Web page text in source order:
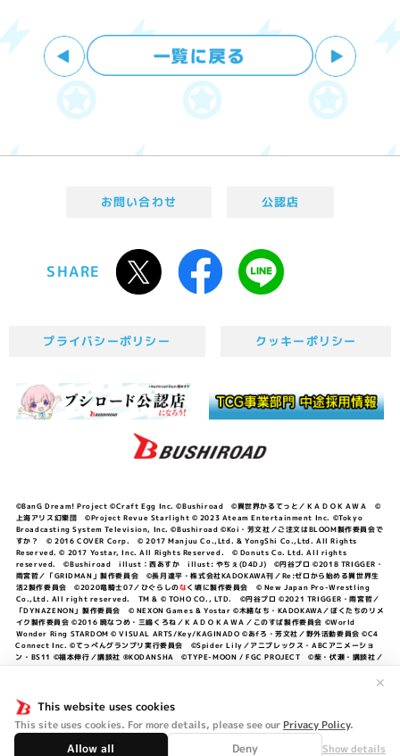
This website uses cookies
This site uses cookies. For more details, please see our Privacy Policy.
Allow all Deny Show details
✕
お問い合わせ 公認店
SHARE
プライバシーポリシー クッキーポリシー
©BanG Dream! Project ©Craft Egg Inc. ©Bushiroad ©異世界かるてっと／ＫＡＤＯＫＡＷＡ ©
上海アリス幻樂団 ©Project Revue Starlight © 2023 Ateam Entertainment Inc. ©Tokyo
Broadcasting System Television, Inc. ©Bushiroad ©Koi・芳文社／ご注文はBLOOM製作委員会で
すか？ © 2016 COVER Corp. © 2017 Manjuu Co.,Ltd. & YongShi Co.,Ltd. All Rights
Reserved. © 2017 Yostar, Inc. All Rights Reserved. © Donuts Co. Ltd. All rights
reserved. ©Bushiroad illust：西あすか illust: やちぇ(D4DJ) ©円谷プロ ©2018 TRIGGER・
雨宮哲／「GRIDMAN」製作委員会 ©長月達平・株式会社KADOKAWA刊／Re:ゼロから始める異世界生
活2製作委員会 ©2020竜騎士07／ひぐらしのなく頃に製作委員会 © New Japan Pro-Wrestling
Co.,Ltd. All right reserved. TM & © TOHO CO., LTD. ©円谷プロ ©2021 TRIGGER・雨宮哲／
「DYNAZENON」製作委員会 © NEXON Games & Yostar ©木緒なち・KADOKAWA／ぼくたちのリメ
イク製作委員会 ©2016 暁なつめ・三嶋くろね／ＫＡＤＯＫＡＷＡ／このすば製作委員会 ©World
Wonder Ring STARDOM © VISUAL ARTS/Key/KAGINADO ©あfろ・芳文社／野外活動委員会 ©C4
Connect Inc. ©てっぺんグランプリ実行委員会 ©Spider Lily／アニプレックス・ABCアニメーショ
ン・BS11 ©福本伸行／講談社 ®KODANSHA ©TYPE-MOON / FGC PROJECT ©柴・伏瀬・講談社／
©中村力斗・野澤ゆき子／集英社・君のことが大大大大大好きな製作委員会 ©IIS-P／ぽんのみち製作委
員会 ©円谷プロ ©2023 TRIGGER・雨宮哲／「劇場版グリッドマンユニバース」製作委員会 © NEXON
Games／アビドス商店街 ©プロジェクトラブライブ！蓮ノ空女学院スクールアイドルクラブ ©「勇気爆
発バーンブレイバーン」製作委員会